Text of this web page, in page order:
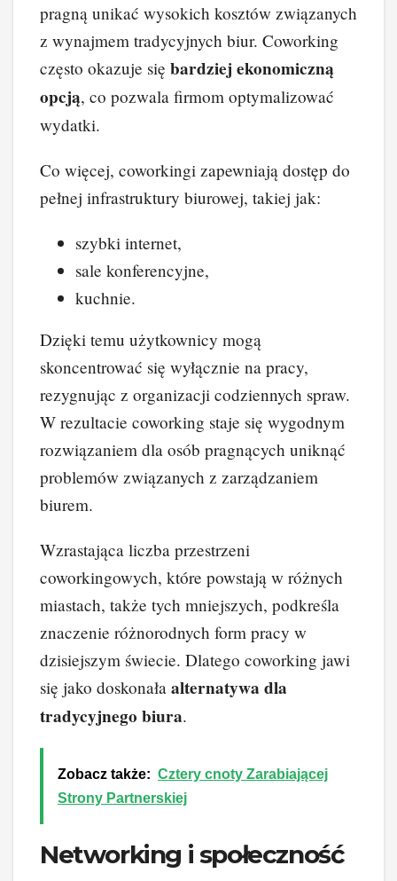
pragną unikać wysokich kosztów związanych
z wynajmem tradycyjnych biur. Coworking
często okazuje się bardziej ekonomiczną
opcją, co pozwala firmom optymalizować
wydatki.
Co więcej, coworkingi zapewniają dostęp do
pełnej infrastruktury biurowej, takiej jak:
szybki internet,
sale konferencyjne,
kuchnie.
Dzięki temu użytkownicy mogą
skoncentrować się wyłącznie na pracy,
rezygnując z organizacji codziennych spraw.
W rezultacie coworking staje się wygodnym
rozwiązaniem dla osób pragnących uniknąć
problemów związanych z zarządzaniem
biurem.
Wzrastająca liczba przestrzeni
coworkingowych, które powstają w różnych
miastach, także tych mniejszych, podkreśla
znaczenie różnorodnych form pracy w
dzisiejszym świecie. Dlatego coworking jawi
się jako doskonała alternatywa dla
tradycyjnego biura.
Zobacz także: Cztery cnoty Zarabiającej
Strony Partnerskiej
Networking i społeczność